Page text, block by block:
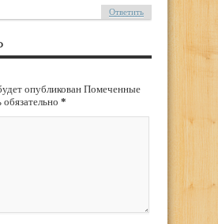
Ответить
опубликован Помеченные
обязательно *